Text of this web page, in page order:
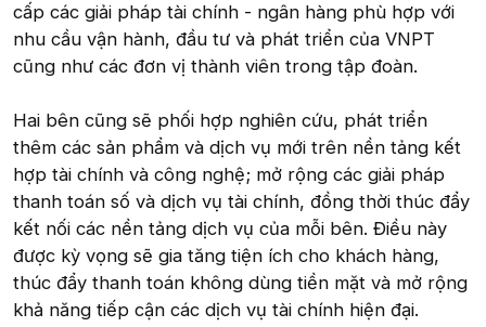
cấp các giải pháp tài chính - ngân hàng phù hợp với
nhu cầu vận hành, đầu tư và phát triển của VNPT
cũng như các đơn vị thành viên trong tập đoàn.
Hai bên cũng sẽ phối hợp nghiên cứu, phát triển
thêm các sản phẩm và dịch vụ mới trên nền tảng kết
hợp tài chính và công nghệ; mở rộng các giải pháp
thanh toán số và dịch vụ tài chính, đồng thời thúc đẩy
kết nối các nền tảng dịch vụ của mỗi bên. Điều này
được kỳ vọng sẽ gia tăng tiện ích cho khách hàng,
thúc đẩy thanh toán không dùng tiền mặt và mở rộng
khả năng tiếp cận các dịch vụ tài chính hiện đại.